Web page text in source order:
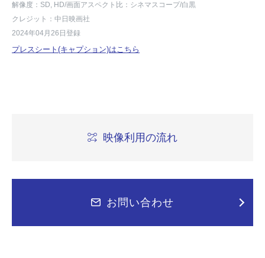
解像度：SD, HD/画面アスペクト比：シネマスコープ/白黒
クレジット：中日映画社
2024年04月26日登録
プレスシート(キャプション)はこちら
映像利用の流れ
お問い合わせ